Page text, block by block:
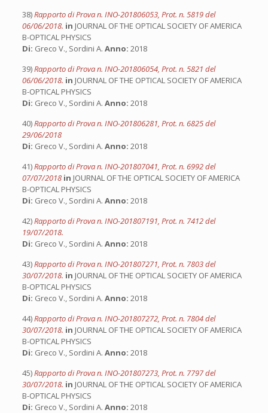
38)Rapporto di Prova n. INO-201806053, Prot. n. 5819 del
06/06/2018. in JOURNAL OF THE OPTICAL SOCIETY OF AMERICA
B-OPTICAL PHYSICS
Di: Greco V., Sordini A. Anno: 2018
39)Rapporto di Prova n. INO-201806054, Prot. n. 5821 del
06/06/2018. in JOURNAL OF THE OPTICAL SOCIETY OF AMERICA
B-OPTICAL PHYSICS
Di: Greco V., Sordini A. Anno: 2018
40)Rapporto di Prova n. INO-201806281, Prot. n. 6825 del
29/06/2018
Di: Greco V., Sordini A. Anno: 2018
41)Rapporto di Prova n. INO-201807041, Prot. n. 6992 del
07/07/2018 in JOURNAL OF THE OPTICAL SOCIETY OF AMERICA
B-OPTICAL PHYSICS
Di: Greco V., Sordini A. Anno: 2018
42)Rapporto di Prova n. INO-201807191, Prot. n. 7412 del
19/07/2018.
Di: Greco V., Sordini A. Anno: 2018
43)Rapporto di Prova n. INO-201807271, Prot. n. 7803 del
30/07/2018. in JOURNAL OF THE OPTICAL SOCIETY OF AMERICA
B-OPTICAL PHYSICS
Di: Greco V., Sordini A. Anno: 2018
44)Rapporto di Prova n. INO-201807272, Prot. n. 7804 del
30/07/2018. in JOURNAL OF THE OPTICAL SOCIETY OF AMERICA
B-OPTICAL PHYSICS
Di: Greco V., Sordini A. Anno: 2018
45)Rapporto di Prova n. INO-201807273, Prot. n. 7797 del
30/07/2018. in JOURNAL OF THE OPTICAL SOCIETY OF AMERICA
B-OPTICAL PHYSICS
Di: Greco V., Sordini A. Anno: 2018